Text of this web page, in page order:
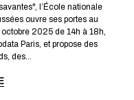
l’École nationale
ouvre ses portes au
2025 de 14h à 18h,
Paris, et propose des
des...